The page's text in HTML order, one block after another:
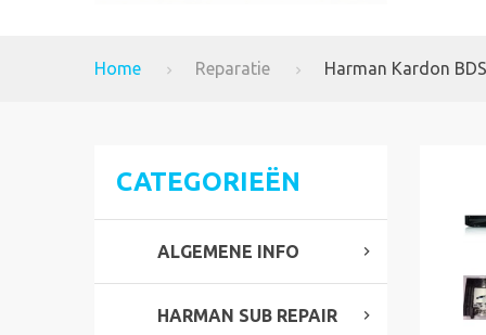
Home Reparatie Harman Kardon
CATEGORIEËN
ALGEMENE INFO
HARMAN SUB REPAIR